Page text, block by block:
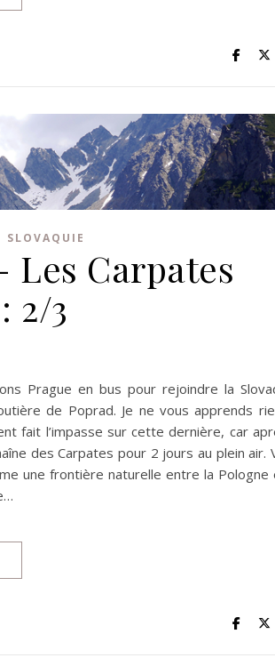
SLOVAQUIE
Les Carpates
2/3
Prague en bus pour rejoindre la
de Poprad. Je ne vous apprends
fait l’impasse sur cette dernière, car
des Carpates pour 2 jours au plein air.
une frontière naturelle entre la Pologne